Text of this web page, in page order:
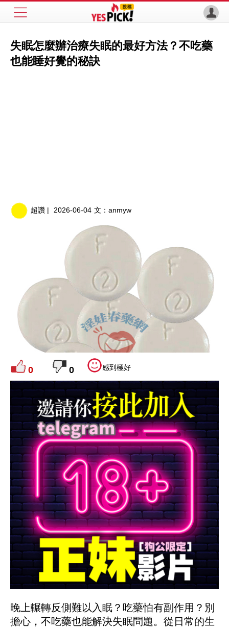
失眠怎麼辦治療失眠的最好方法？不吃藥
也能睡好覺的秘訣
超讚 | 2026-06-04 文： anmyw
0 0 感到極好
晚上輾轉反側難以入眠？吃藥怕有副作用？別
擔心，不吃藥也能解決失眠問題。從日常的生